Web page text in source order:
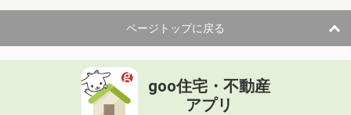
ページトップに戻る
goo住宅・不動産
アプリ